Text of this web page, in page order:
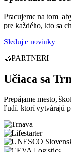
Pracujeme na tom,
pre každého, kto sa
Sledujte novinky
🤝PARTNERI
Učiaca sa
Prepájame mesto,
ľudí, ktorí vytvárajú